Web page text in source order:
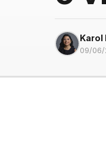
Karol
09/06/